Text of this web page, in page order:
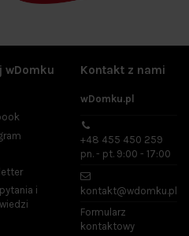
wDomku
pytania i
Kontakt z nami
wDomku.pl
+48 455 450 259
pn. - pt. 9:00 - 17:00
kontakt@wdomku.pl
Formularz
kontaktowy